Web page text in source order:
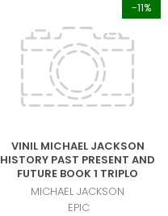
-11%
VINIL MICHAEL JACKSON
HISTORY PAST PRESENT AND
FUTURE BOOK 1 TRIPLO
(PRODUTO USADO - BOM)
MICHAEL JACKSON
EPIC